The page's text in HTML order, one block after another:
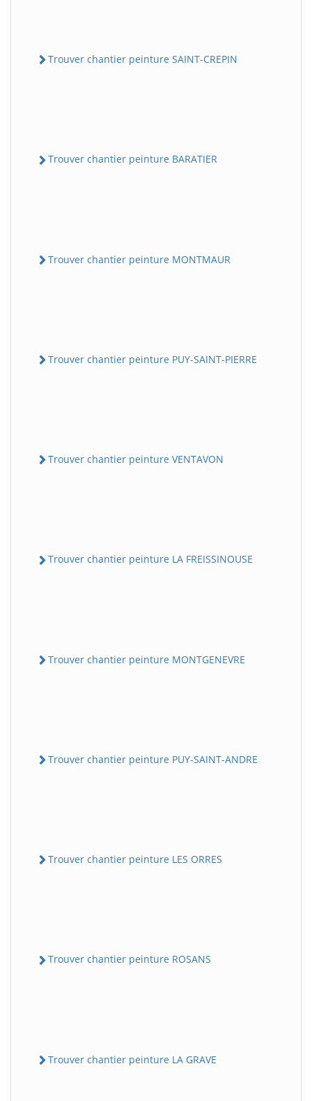
Trouver chantier peinture SAINT-CREPIN
Trouver chantier peinture BARATIER
Trouver chantier peinture MONTMAUR
Trouver chantier peinture PUY-SAINT-PIERRE
Trouver chantier peinture VENTAVON
Trouver chantier peinture LA FREISSINOUSE
Trouver chantier peinture MONTGENEVRE
Trouver chantier peinture PUY-SAINT-ANDRE
Trouver chantier peinture LES ORRES
Trouver chantier peinture ROSANS
Trouver chantier peinture LA GRAVE